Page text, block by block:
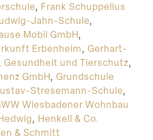
, Frank Schuppelius
Jahn-Schule,
Mobil GmbH,
Erbenheim, Gerhart-
Gesundheit und Tierschutz,
GmbH, Grundschule
Stresemann-Schule,
Wiesbadener Wohnbau
, Henkell & Co.
& Schmitt